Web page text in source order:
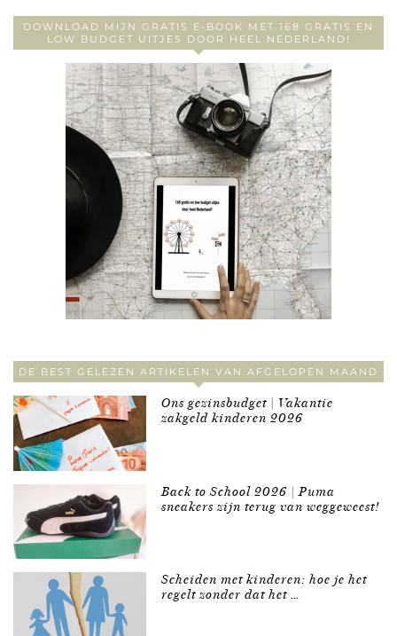
DOWNLOAD MIJN GRATIS E-BOOK MET 168 GRATIS EN
LOW BUDGET UITJES DOOR HEEL NEDERLAND!
DE BEST GELEZEN ARTIKELEN VAN AFGELOPEN MAAND
Ons gezinsbudget | Vakantie
zakgeld kinderen 2026
Back to School 2026 | Puma
sneakers zijn terug van weggeweest!
Scheiden met kinderen: hoe je het
regelt zonder dat het …